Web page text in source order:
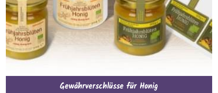
Gewährverschlüsse für Honig